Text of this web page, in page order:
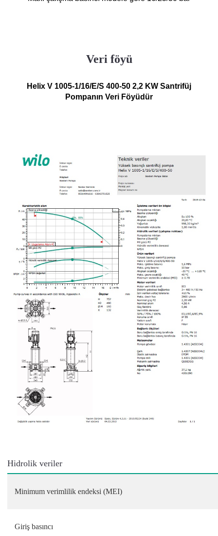
Veri föyü
Helix V 1005-1/16/E/S 400-50 2,2 KW Santrifüj
Pompanın Veri Föyüdür
Hidrolik veriler
Minimum verimlilik endeksi (MEI)
Giriş basıncı